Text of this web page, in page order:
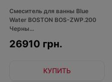
Смеситель для ванны Blue
Water BOSTON BOS-ZWP.200
Черны...
26910 грн.
КУПИТЬ